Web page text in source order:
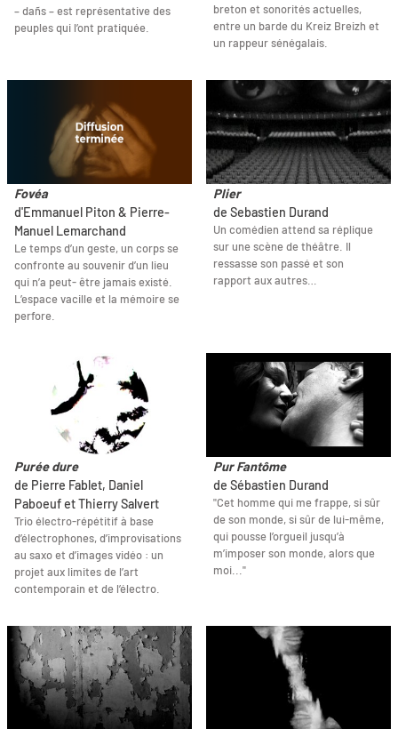
– dañs – est représentative des
peuples qui l’ont pratiquée.
breton et sonorités actuelles,
entre un barde du Kreiz Breizh et
un rappeur sénégalais.
Fovéa
d'Emmanuel Piton & Pierre-
Manuel Lemarchand
Le temps d’un geste, un corps se
confronte au souvenir d’un lieu
qui n’a peut- être jamais existé.
L’espace vacille et la mémoire se
perfore.
Plier
de Sebastien Durand
Un comédien attend sa réplique
sur une scène de théâtre. Il
ressasse son passé et son
rapport aux autres…
Purée dure
de Pierre Fablet, Daniel
Paboeuf et Thierry Salvert
Trio électro-répétitif à base
d’électrophones, d’improvisations
au saxo et d’images vidéo : un
projet aux limites de l’art
contemporain et de l’électro.
Pur Fantôme
de Sébastien Durand
"Cet homme qui me frappe, si sûr
de son monde, si sûr de lui-même,
qui pousse l’orgueil jusqu’à
m’imposer son monde, alors que
moi..."